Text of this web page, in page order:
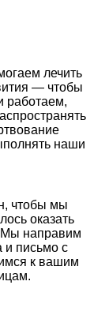
лечить
— чтобы
работаем,
наши
чтобы мы
оказать
Мы направим
и письмо с
к вашим